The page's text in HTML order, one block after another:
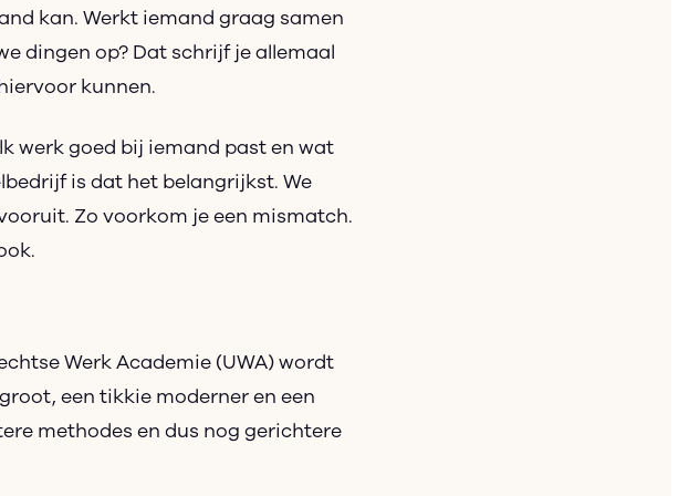
kan. Werkt iemand graag samen
dingen op? Dat schrijf je allemaal
kunnen.
werk goed bij iemand past en wat
is dat het belangrijkst. We
Zo voorkom je een mismatch.
Werk Academie (UWA) wordt
een tikkie moderner en een
methodes en dus nog gerichtere